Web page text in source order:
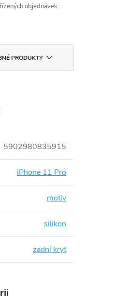
objednávek.
PRODUKTY
5902980835915
iPhone 11 Pro
motiv
silikon
zadní kryt